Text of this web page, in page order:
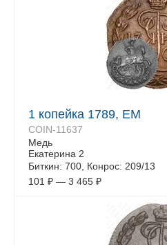
1 копейка 1789, ЕМ
COIN-11637
Медь
Екатерина 2
Биткин: 700, Конрос: 209/13
101 ₽ — 3 465 ₽